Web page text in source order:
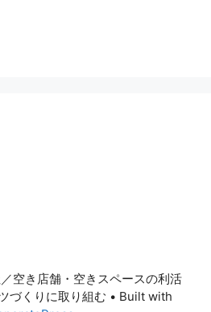
空き店舗・空きスペースの利活
づくりに取り組む • Built with